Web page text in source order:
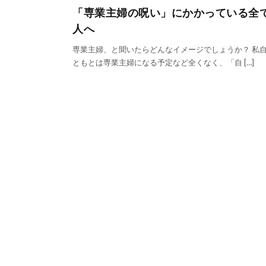
「専業主婦の呪い」にかかっている全
人へ
専業主婦、と聞いたらどんなイメージでしょうか？ 私
ともとは専業主婦になる予定など全くなく、「自 […]